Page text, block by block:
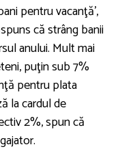
pentru vacanţă',
că strâng banii
anului. Mult mai
puţin sub 7%
pentru plata
la cardul de
2%, spun că